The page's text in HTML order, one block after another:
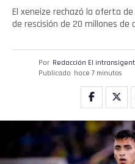
El xeneize rechazó la oferta
de rescisión de 20 millones de
Por Redacción El
Publicado hace 7 minutos
Email